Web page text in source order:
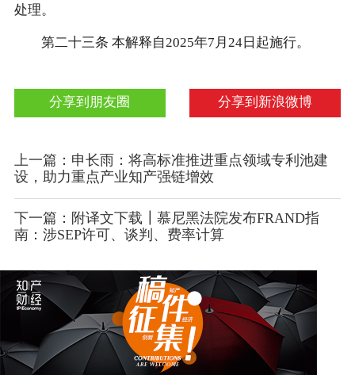
处理。
第二十三条 本解释自2025年7月24日起施行。
分享到新浪微博
分享到朋友圈
上一篇：申长雨：将高标准推进重点领域专利池建
设，助力重点产业知产强链增效
下一篇：附译文下载┃慕尼黑法院发布FRAND指
南：涉SEP许可、谈判、费率计算